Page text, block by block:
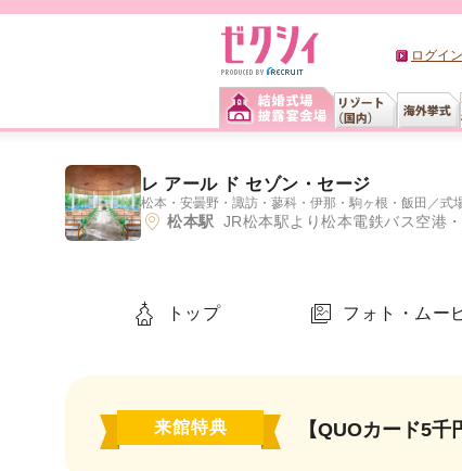
ログイン
レ アール ド セゾン・セージ
松本・安曇野・諏訪・蓼科・伊那・駒ヶ根・飯田 ／式
松本駅 JR松本駅より松本電鉄バス空港・
トップ フォト・ムー
来館特典 【QUOカード5